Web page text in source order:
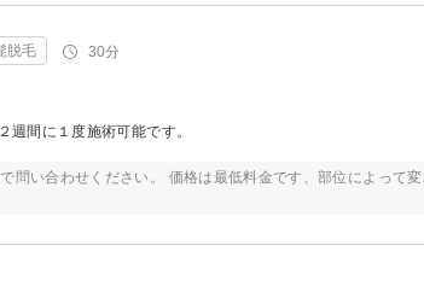
脱毛 30分
週間に１度施術可能です。
問い合わせください。 価格は最低料金です、部位によって変